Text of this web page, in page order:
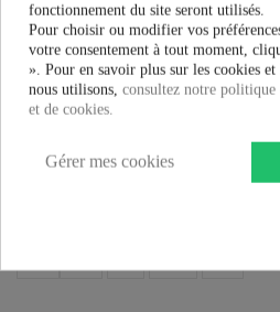
Couleur:
fonctionnement du site seront utilisés.
Pour choisir ou modifier vos
votre consentement à tout moment,
». Pour en savoir plus sur les cookies et
nous utilisons, consultez notre
et de cookies.
Gérer mes cookies